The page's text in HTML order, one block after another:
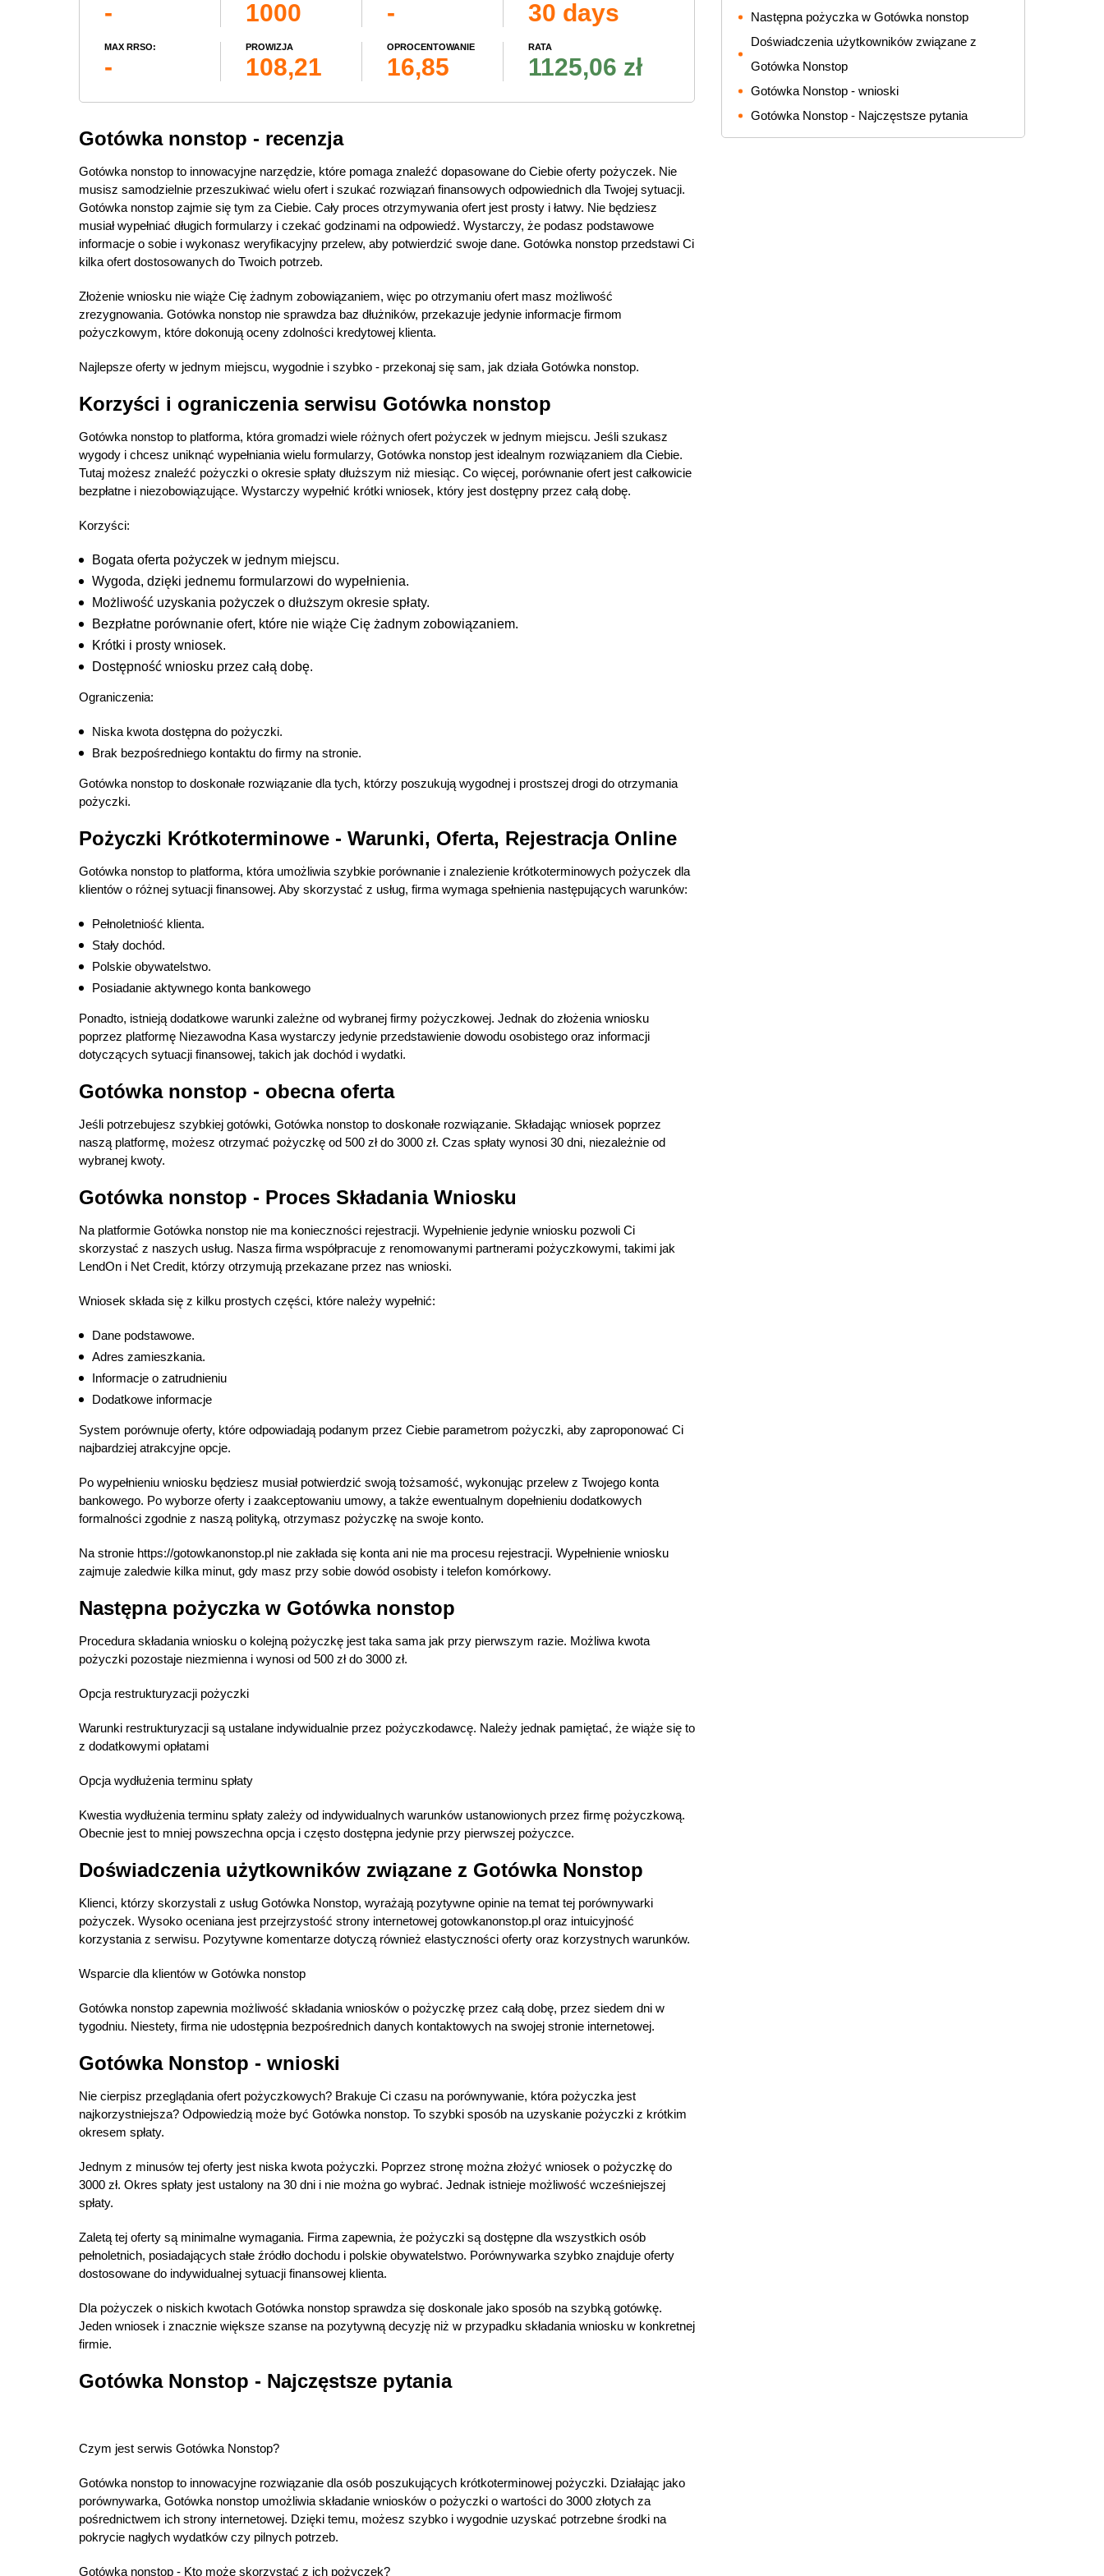
- 1000 - 30 days
MAX RRSO:
-
PROWIZJA
108,21
OPROCENTOWANIE
16,85
RATA
1125,06 zł
Gotówka nonstop - recenzja
Gotówka nonstop to innowacyjne narzędzie, które pomaga znaleźć dopasowane do Ciebie oferty pożyczek. Nie
musisz samodzielnie przeszukiwać wielu ofert i szukać rozwiązań finansowych odpowiednich dla Twojej sytuacji.
Gotówka nonstop zajmie się tym za Ciebie. Cały proces otrzymywania ofert jest prosty i łatwy. Nie będziesz
musiał wypełniać długich formularzy i czekać godzinami na odpowiedź. Wystarczy, że podasz podstawowe
informacje o sobie i wykonasz weryfikacyjny przelew, aby potwierdzić swoje dane. Gotówka nonstop przedstawi Ci
kilka ofert dostosowanych do Twoich potrzeb.
Złożenie wniosku nie wiąże Cię żadnym zobowiązaniem, więc po otrzymaniu ofert masz możliwość
zrezygnowania. Gotówka nonstop nie sprawdza baz dłużników, przekazuje jedynie informacje firmom
pożyczkowym, które dokonują oceny zdolności kredytowej klienta.
Najlepsze oferty w jednym miejscu, wygodnie i szybko - przekonaj się sam, jak działa Gotówka nonstop.
Korzyści i ograniczenia serwisu Gotówka nonstop
Gotówka nonstop to platforma, która gromadzi wiele różnych ofert pożyczek w jednym miejscu. Jeśli szukasz
wygody i chcesz uniknąć wypełniania wielu formularzy, Gotówka nonstop jest idealnym rozwiązaniem dla Ciebie.
Tutaj możesz znaleźć pożyczki o okresie spłaty dłuższym niż miesiąc. Co więcej, porównanie ofert jest całkowicie
bezpłatne i niezobowiązujące. Wystarczy wypełnić krótki wniosek, który jest dostępny przez całą dobę.
Korzyści:
Bogata oferta pożyczek w jednym miejscu.
Wygoda, dzięki jednemu formularzowi do wypełnienia.
Możliwość uzyskania pożyczek o dłuższym okresie spłaty.
Bezpłatne porównanie ofert, które nie wiąże Cię żadnym zobowiązaniem.
Krótki i prosty wniosek.
Dostępność wniosku przez całą dobę.
Ograniczenia:
Niska kwota dostępna do pożyczki.
Brak bezpośredniego kontaktu do firmy na stronie.
Gotówka nonstop to doskonałe rozwiązanie dla tych, którzy poszukują wygodnej i prostszej drogi do otrzymania
pożyczki.
Pożyczki Krótkoterminowe - Warunki, Oferta, Rejestracja Online
Gotówka nonstop to platforma, która umożliwia szybkie porównanie i znalezienie krótkoterminowych pożyczek dla
klientów o różnej sytuacji finansowej. Aby skorzystać z usług, firma wymaga spełnienia następujących warunków:
Pełnoletniość klienta.
Stały dochód.
Polskie obywatelstwo.
Posiadanie aktywnego konta bankowego
Ponadto, istnieją dodatkowe warunki zależne od wybranej firmy pożyczkowej. Jednak do złożenia wniosku
poprzez platformę Niezawodna Kasa wystarczy jedynie przedstawienie dowodu osobistego oraz informacji
dotyczących sytuacji finansowej, takich jak dochód i wydatki.
Gotówka nonstop - obecna oferta
Jeśli potrzebujesz szybkiej gotówki, Gotówka nonstop to doskonałe rozwiązanie. Składając wniosek poprzez
naszą platformę, możesz otrzymać pożyczkę od 500 zł do 3000 zł. Czas spłaty wynosi 30 dni, niezależnie od
wybranej kwoty.
Gotówka nonstop - Proces Składania Wniosku
Na platformie Gotówka nonstop nie ma konieczności rejestracji. Wypełnienie jedynie wniosku pozwoli Ci
skorzystać z naszych usług. Nasza firma współpracuje z renomowanymi partnerami pożyczkowymi, takimi jak
LendOn i Net Credit, którzy otrzymują przekazane przez nas wnioski.
Wniosek składa się z kilku prostych części, które należy wypełnić:
Dane podstawowe.
Adres zamieszkania.
Informacje o zatrudnieniu
Dodatkowe informacje
System porównuje oferty, które odpowiadają podanym przez Ciebie parametrom pożyczki, aby zaproponować Ci
najbardziej atrakcyjne opcje.
Po wypełnieniu wniosku będziesz musiał potwierdzić swoją tożsamość, wykonując przelew z Twojego konta
bankowego. Po wyborze oferty i zaakceptowaniu umowy, a także ewentualnym dopełnieniu dodatkowych
formalności zgodnie z naszą polityką, otrzymasz pożyczkę na swoje konto.
Na stronie https://gotowkanonstop.pl nie zakłada się konta ani nie ma procesu rejestracji. Wypełnienie wniosku
zajmuje zaledwie kilka minut, gdy masz przy sobie dowód osobisty i telefon komórkowy.
Następna pożyczka w Gotówka nonstop
Procedura składania wniosku o kolejną pożyczkę jest taka sama jak przy pierwszym razie. Możliwa kwota
pożyczki pozostaje niezmienna i wynosi od 500 zł do 3000 zł.
Opcja restrukturyzacji pożyczki
Warunki restrukturyzacji są ustalane indywidualnie przez pożyczkodawcę. Należy jednak pamiętać, że wiąże się to
z dodatkowymi opłatami
Opcja wydłużenia terminu spłaty
Kwestia wydłużenia terminu spłaty zależy od indywidualnych warunków ustanowionych przez firmę pożyczkową.
Obecnie jest to mniej powszechna opcja i często dostępna jedynie przy pierwszej pożyczce.
Doświadczenia użytkowników związane z Gotówka Nonstop
Klienci, którzy skorzystali z usług Gotówka Nonstop, wyrażają pozytywne opinie na temat tej porównywarki
pożyczek. Wysoko oceniana jest przejrzystość strony internetowej gotowkanonstop.pl oraz intuicyjność
korzystania z serwisu. Pozytywne komentarze dotyczą również elastyczności oferty oraz korzystnych warunków.
Wsparcie dla klientów w Gotówka nonstop
Gotówka nonstop zapewnia możliwość składania wniosków o pożyczkę przez całą dobę, przez siedem dni w
tygodniu. Niestety, firma nie udostępnia bezpośrednich danych kontaktowych na swojej stronie internetowej.
Gotówka Nonstop - wnioski
Nie cierpisz przeglądania ofert pożyczkowych? Brakuje Ci czasu na porównywanie, która pożyczka jest
najkorzystniejsza? Odpowiedzią może być Gotówka nonstop. To szybki sposób na uzyskanie pożyczki z krótkim
okresem spłaty.
Jednym z minusów tej oferty jest niska kwota pożyczki. Poprzez stronę można złożyć wniosek o pożyczkę do
3000 zł. Okres spłaty jest ustalony na 30 dni i nie można go wybrać. Jednak istnieje możliwość wcześniejszej
spłaty.
Zaletą tej oferty są minimalne wymagania. Firma zapewnia, że pożyczki są dostępne dla wszystkich osób
pełnoletnich, posiadających stałe źródło dochodu i polskie obywatelstwo. Porównywarka szybko znajduje oferty
dostosowane do indywidualnej sytuacji finansowej klienta.
Dla pożyczek o niskich kwotach Gotówka nonstop sprawdza się doskonale jako sposób na szybką gotówkę.
Jeden wniosek i znacznie większe szanse na pozytywną decyzję niż w przypadku składania wniosku w konkretnej
firmie.
Gotówka Nonstop - Najczęstsze pytania
Czym jest serwis Gotówka Nonstop?
Gotówka nonstop to innowacyjne rozwiązanie dla osób poszukujących krótkoterminowej pożyczki. Działając jako
porównywarka, Gotówka nonstop umożliwia składanie wniosków o pożyczki o wartości do 3000 złotych za
pośrednictwem ich strony internetowej. Dzięki temu, możesz szybko i wygodnie uzyskać potrzebne środki na
pokrycie nagłych wydatków czy pilnych potrzeb.
Gotówka nonstop - Kto może skorzystać z ich pożyczek?
Następna pożyczka w Gotówka nonstop
Doświadczenia użytkowników związane z
Gotówka Nonstop
Gotówka Nonstop - wnioski
Gotówka Nonstop - Najczęstsze pytania